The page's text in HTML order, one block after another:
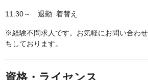
11:30～ 退勤 着替え
※経験不問求人です。お気軽にお問い合わ
ちしております。
資格・ライセンス